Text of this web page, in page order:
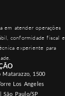
em atender operações
conformidade fiscal e
experiente para
Matarazzo, 1500
Los Angeles
São Paulo/SP